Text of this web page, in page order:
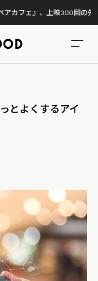
上映300回の先で見えてき
とよくするアイ